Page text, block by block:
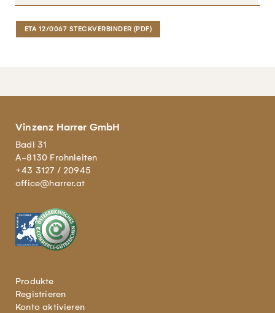
ETA 12/0067 STECKVERBINDER (PDF)
Vinzenz Harrer GmbH
Badl 31
A-8130 Frohnleiten
+43 3127 / 20945
office@harrer.at
Produkte
Registrieren
Konto aktivieren